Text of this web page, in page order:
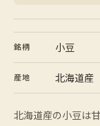
銘柄 小豆
産地 北海道産
北海道産の小豆は